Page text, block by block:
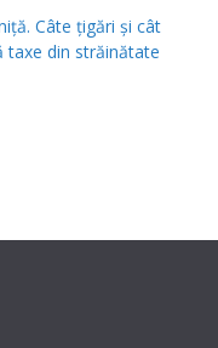
Câte țigări și cât
taxe din străinătate